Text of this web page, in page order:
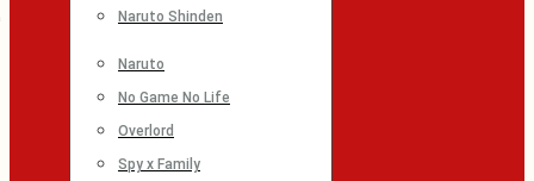
Naruto Shinden
Naruto
No Game No Life
Overlord
Spy x Family